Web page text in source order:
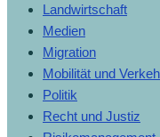
Landwirtschaft
Medien
Migration
Mobilität und
Politik
Recht und Justiz